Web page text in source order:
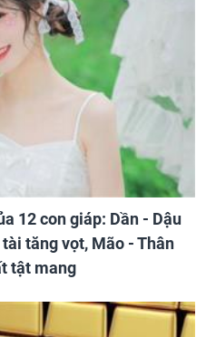
12 con giáp: Dần - Dậu
tăng vọt, Mão - Thân
tật mang